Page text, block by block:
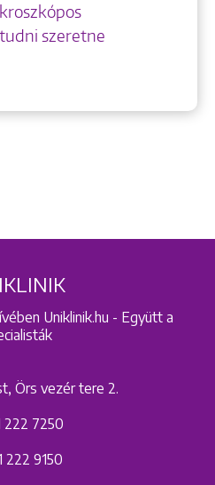
szeretne
Uniklinik.hu - Együtt a
Örs vezér tere 2.
222 7250
222 9150